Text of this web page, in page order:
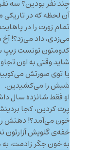
چند نفر بودین؟ سه
آن لحظه که در
تمام زورت را در
می‌زدی، داد می‌زد؟!
کدومتون تونست زیپ
شاید وقتی به اون
یا توی صورتش
شبش را می‌کشیدین.
او فقط شانزده سال
پرت کردین، کجا
خون می‌آمد؟! دهنش
خفه‌ی گلویش آزارتون
به خون جگر زادمت،